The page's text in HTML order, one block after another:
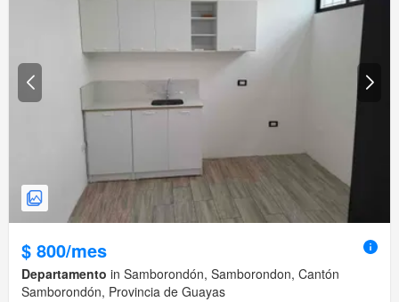
$ 800/mes
Departamento in Samborondón, Samborondon, Cantón
Samborondón, Provincia de Guayas